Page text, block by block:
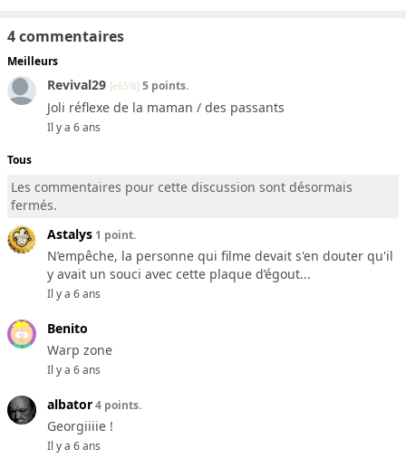
4 commentaires
Meilleurs
Revival29 [e65!6] 5 points.
Joli réflexe de la maman / des passants
Il y a 6 ans
Tous
Les commentaires pour cette discussion sont désormais
fermés.
Astalys 1 point.
N’empêche, la personne qui filme devait s'en douter qu'il
y avait un souci avec cette plaque d’égout...
Il y a 6 ans
Benito
Warp zone
Il y a 6 ans
albator4 points.
Georgiiiie !
Il y a 6 ans